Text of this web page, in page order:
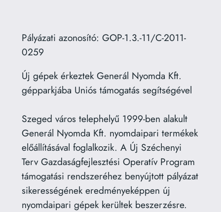
Pályázati azonosító: GOP-1.3.-11/C-2011-
0259
Új gépek érkeztek Generál Nyomda Kft.
gépparkjába Uniós támogatás segítségével
Szeged város telephelyű 1999-ben alakult
Generál Nyomda Kft. nyomdaipari termékek
előállításával foglalkozik. A Új Széchenyi
Terv Gazdaságfejlesztési Operatív Program
támogatási rendszeréhez benyújtott pályázat
sikerességének eredményeképpen új
nyomdaipari gépek kerültek beszerzésre.